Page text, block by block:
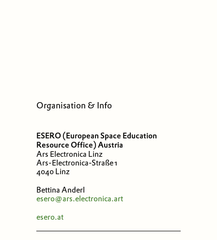
Organisation & Info
ESERO (European Space Education
Resource Office) Austria
Ars Electronica Linz
Ars-Electronica-Straße 1
4040 Linz
Bettina Anderl
esero@ars.electronica.art
esero.at